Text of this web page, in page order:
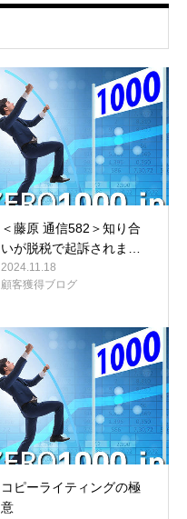
＜藤原 通信582＞知り合
いが脱税で起訴されま…
2024.11.18
顧客獲得ブログ
コピーライティングの極
意